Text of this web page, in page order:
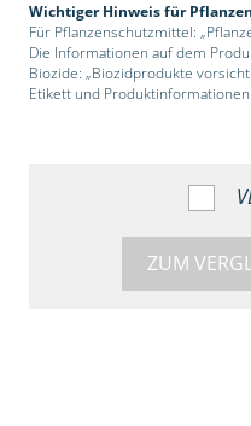
Wichtiger Hinweis für
Für Pflanzenschutzmittel:
Die Informationen auf dem
Biozide: „Biozidprodukte
Etikett und Produktinformationen
ZUM